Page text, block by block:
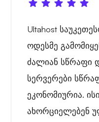
Ultahost
ოდესმე
ძალიან სწრაფი
სერვერები
ეკონომიურია.
ახორციელებენ